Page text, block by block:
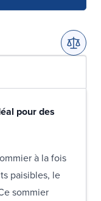
pour des
à la fois
paisibles, le
sommier